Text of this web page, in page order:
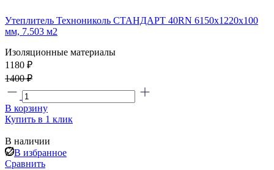
Утеплитель Технониколь СТАНДАРТ 40RN 6150x1220x100
мм, 7.503 м2
Изоляционные материалы
1180 ₽
1400 ₽
В корзину
Купить в 1 клик
В наличии
В избранное
Сравнить